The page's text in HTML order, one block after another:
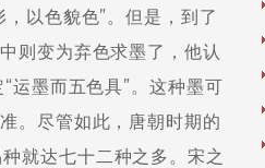
以色貌色”。但是，到了
则变为弃色求墨了，他认
运墨而五色具”。这种墨可
。尽管如此，唐朝时期的
就达七十二种之多。宋之